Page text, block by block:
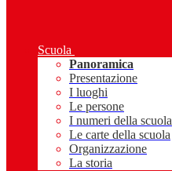
Scuola
Panoramica
Presentazione
I luoghi
Le persone
I numeri della scuola
Le carte della scuola
Organizzazione
La storia